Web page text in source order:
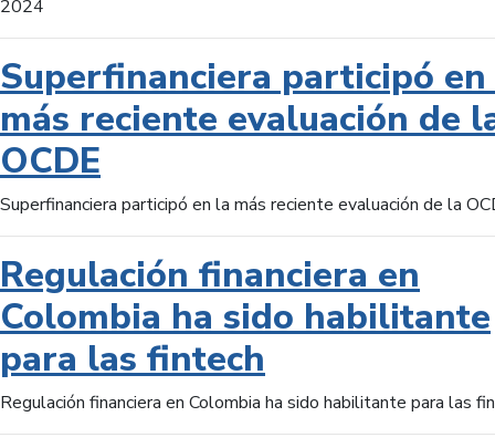
2024
Superfinanciera participó
más reciente evaluación de
OCDE
Superfinanciera participó en la más reciente evaluación de la
Regulación financiera en
Colombia ha sido habilitante
para las fintech
Regulación financiera en Colombia ha sido habilitante para las